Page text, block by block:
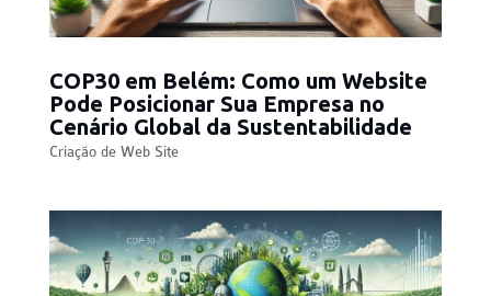
COP30 em Belém: Como um Website
Pode Posicionar Sua Empresa no
Cenário Global da Sustentabilidade
Criação de Web Site